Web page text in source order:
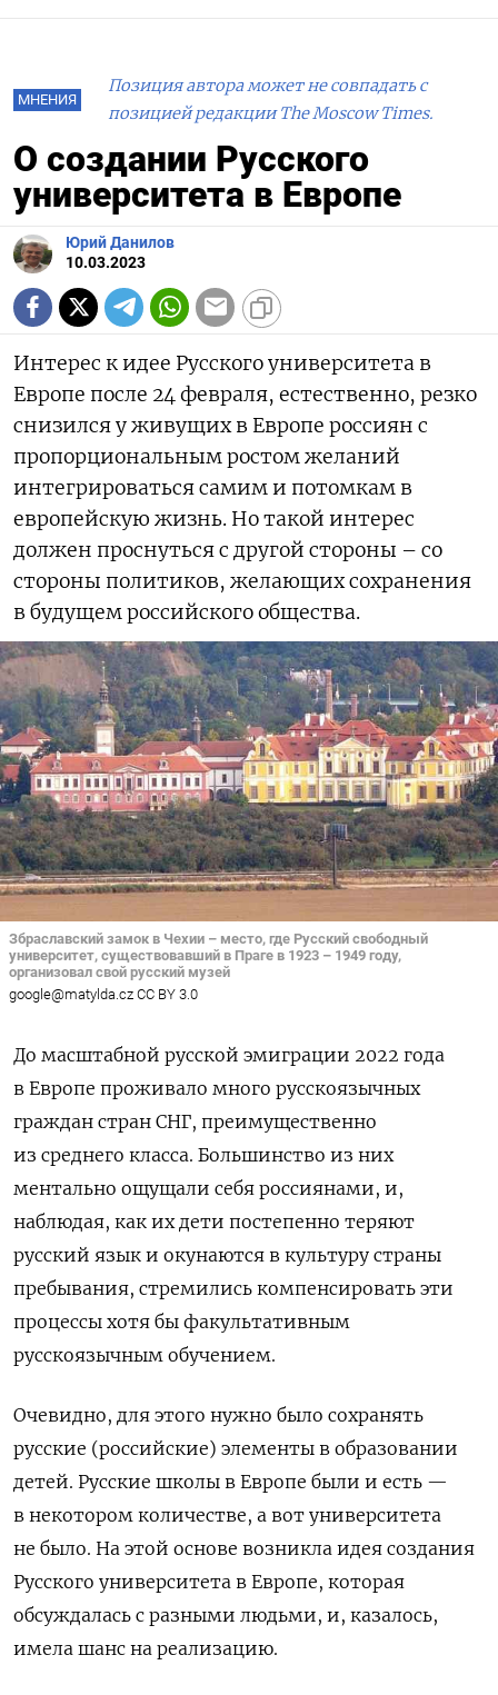
МНЕНИЯ
Позиция автора может не совпадать с
позицией редакции The Moscow Times.
О создании Русского
университета в Европе
Юрий Данилов
10.03.2023
Интерес к идее Русского университета в
Европе после 24 февраля, естественно, резко
снизился у живущих в Европе россиян с
пропорциональным ростом желаний
интегрироваться самим и потомкам в
европейскую жизнь. Но такой интерес
должен проснуться с другой стороны – со
стороны политиков, желающих сохранения
в будущем российского общества.
Збраславский замок в Чехии – место, где Русский свободный
университет, существовавший в Праге в 1923 – 1949 году,
организовал свой русский музей
google@matylda.cz CC BY 3.0
До масштабной русской эмиграции 2022 года
в Европе проживало много русскоязычных
граждан стран СНГ, преимущественно
из среднего класса. Большинство из них
ментально ощущали себя россиянами, и,
наблюдая, как их дети постепенно теряют
русский язык и окунаются в культуру страны
пребывания, стремились компенсировать эти
процессы хотя бы факультативным
русскоязычным обучением.
Очевидно, для этого нужно было сохранять
русские (российские) элементы в образовании
детей. Русские школы в Европе были и есть —
в некотором количестве, а вот университета
не было. На этой основе возникла идея создания
Русского университета в Европе, которая
обсуждалась с разными людьми, и, казалось,
имела шанс на реализацию.